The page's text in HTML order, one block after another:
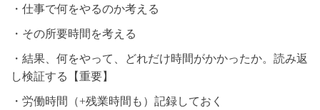
・仕事で何をやるのか考える
・その所要時間を考える
・結果、何をやって、どれだけ時間がかかったか。読み返
し検証する【重要】
・労働時間（+残業時間も）記録しておく